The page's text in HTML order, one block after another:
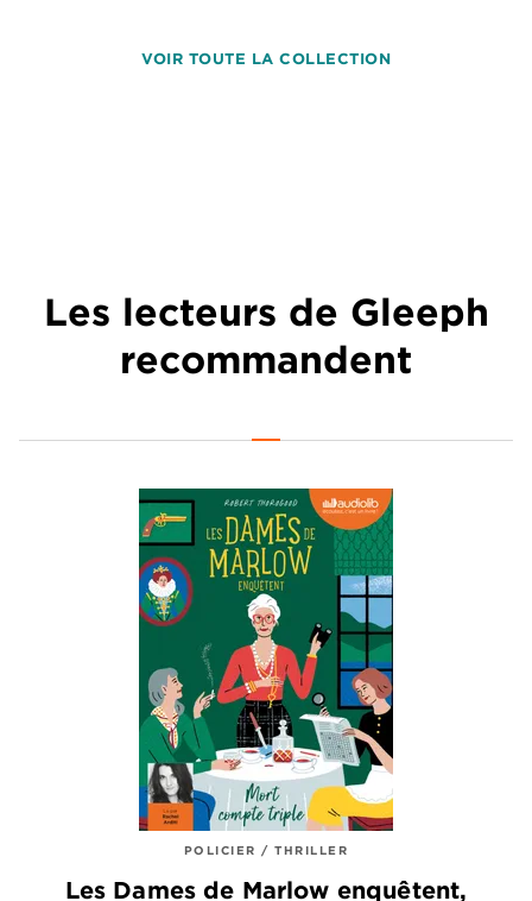
VOIR TOUTE LA COLLECTION
Les lecteurs de Gleeph
recommandent
POLICIER / THRILLER
Les Dames de Marlow enquêtent,